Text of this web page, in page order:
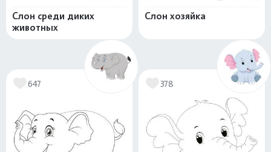
Слон среди диких
животных
Слон хозяйка
647 378